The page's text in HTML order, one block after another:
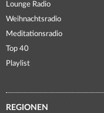
Lounge Radio
Weihnachtsradio
Meditationsradio
Top 40
Playlist
REGIONEN